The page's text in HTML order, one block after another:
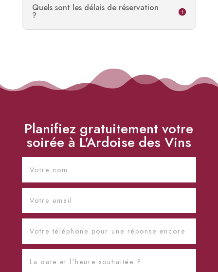
Quels sont les délais de réservation
?
Planifiez gratuitement votre
soirée à L'Ardoise des Vins